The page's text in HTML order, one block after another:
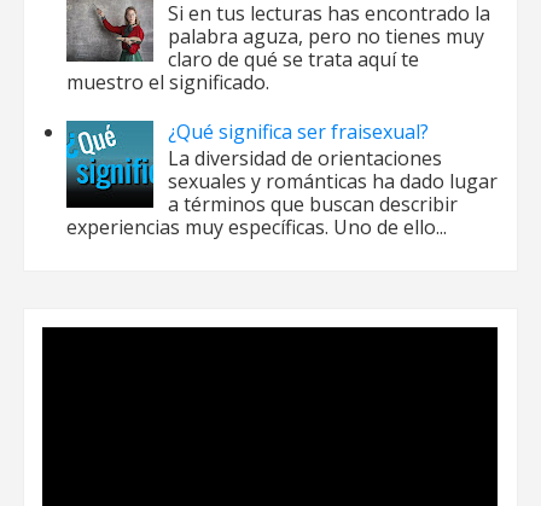
Si en tus lecturas has encontrado la
palabra aguza, pero no tienes muy
claro de qué se trata aquí te
muestro el significado.
¿Qué significa ser fraisexual?
La diversidad de orientaciones
sexuales y románticas ha dado lugar
a términos que buscan describir
experiencias muy específicas. Uno de ello...